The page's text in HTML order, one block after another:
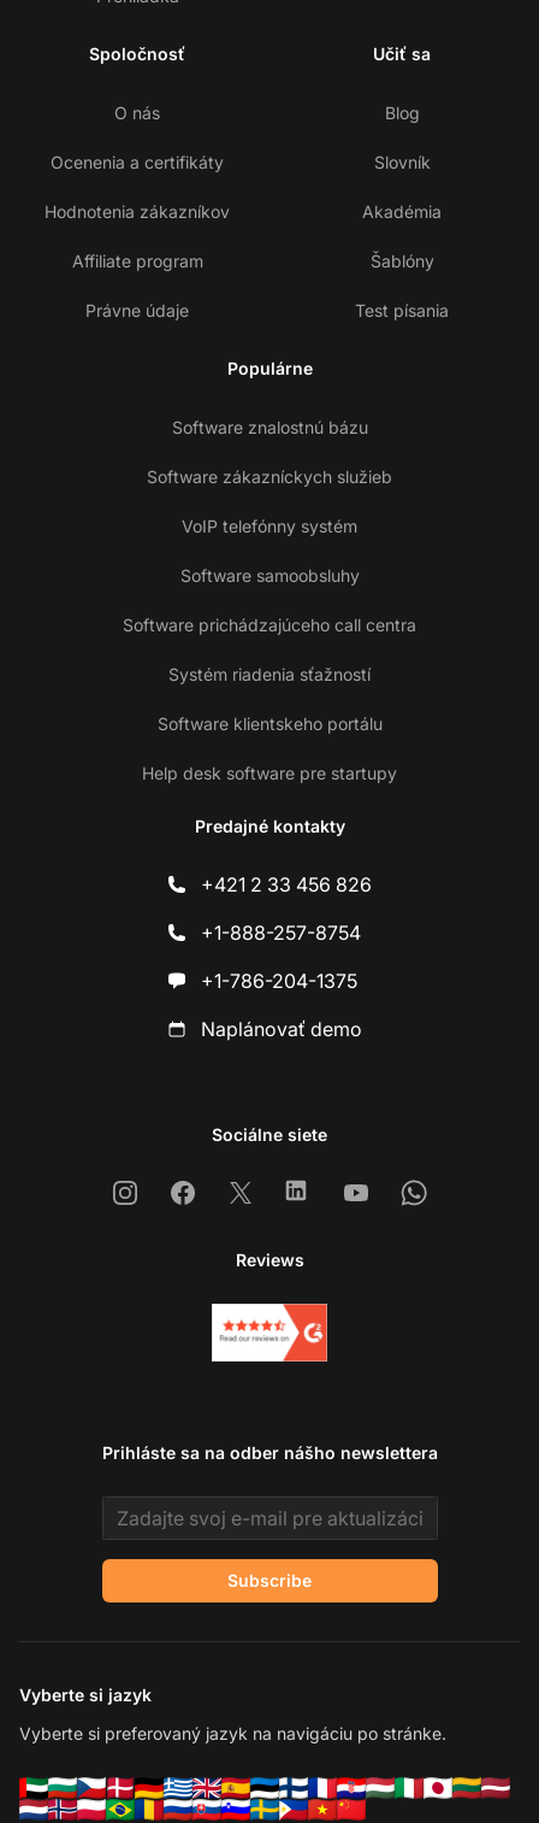
Spoločnosť
O nás
Ocenenia a certifikáty
Hodnotenia zákazníkov
Affiliate program
Právne údaje
Učiť sa
Blog
Slovník
Akadémia
Šablóny
Test písania
Populárne
Software znalostnú bázu
Software zákazníckych služieb
VoIP telefónny systém
Software samoobsluhy
Software prichádzajúceho call centra
Systém riadenia sťažností
Software klientskeho portálu
Help desk software pre startupy
Predajné kontakty
+421 2 33 456 826
+1-888-257-8754
+1-786-204-1375
Naplánovať demo
Sociálne siete
InstagramFacebook
X LinkedinYoutubeWhatsapp
Reviews
Prihláste sa na odber nášho newslettera
Email address
Subscribe
Vyberte si jazyk
Vyberte si preferovaný jazyk na navigáciu po stránke.